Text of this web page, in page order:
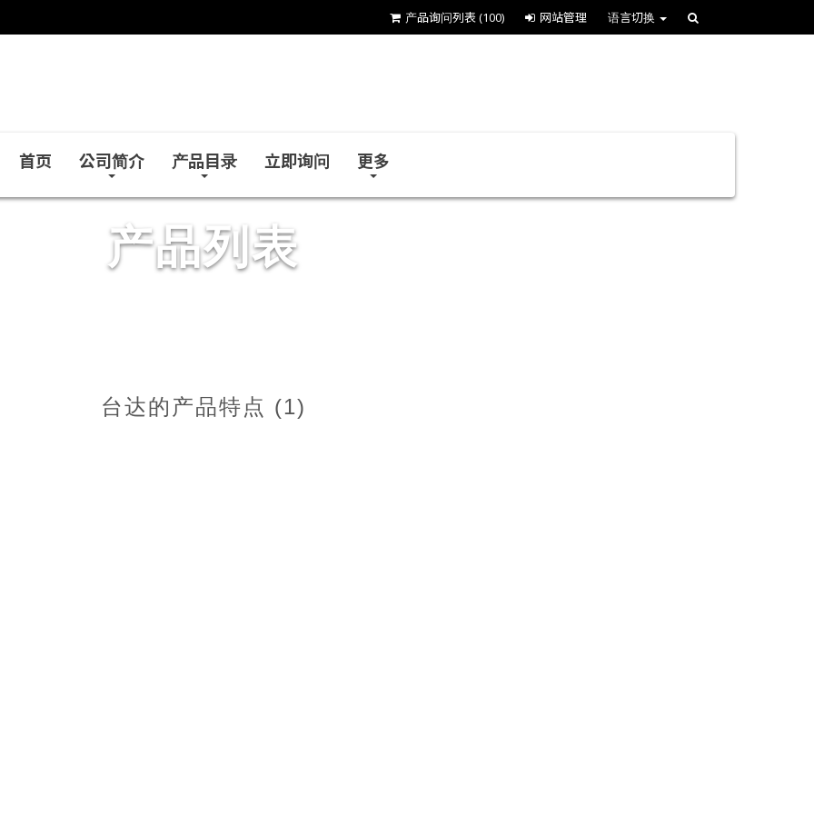
产品询问列表(100) 网站管理 语言切换
首页 公司简介 产品目录 立即询问 更多
产品列表
台达的产品特点 (1)